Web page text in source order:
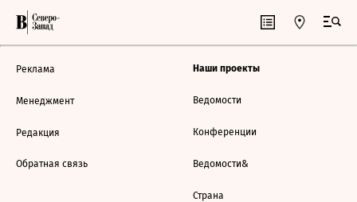
Реклама
Менеджмент
Редакция
Обратная связь
Наши проекты
Ведомости
Конференции
Ведомости&
Страна